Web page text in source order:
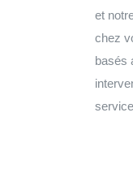
et
chez
basés